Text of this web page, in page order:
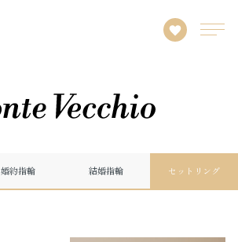
婚約指輪 結婚指輪 セットリング